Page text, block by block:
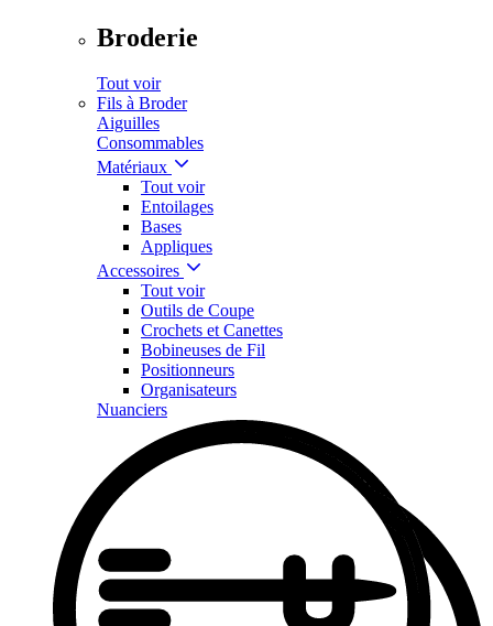
Broderie
Tout voir
Fils à Broder
Aiguilles
Consommables
Matériaux
Tout voir
Entoilages
Bases
Appliques
Accessoires
Tout voir
Outils de Coupe
Crochets et Canettes
Bobineuses de Fil
Positionneurs
Organisateurs
Nuanciers